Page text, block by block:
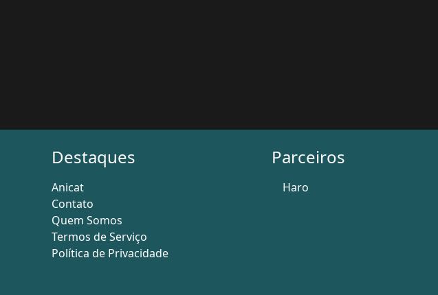
Destaques
Anicat
Contato
Quem Somos
Termos de Serviço
Política de Privacidade
Parceiros
Haro